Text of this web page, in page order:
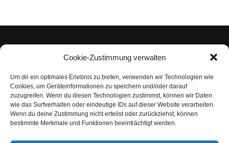
Cookie-Zustimmung verwalten
Um dir ein optimales Erlebnis zu bieten, verwenden wir Technologien wie
Cookies, um Geräteinformationen zu speichern und/oder darauf
zuzugreifen. Wenn du diesen Technologien zustimmst, können wir Daten
wie das Surfverhalten oder eindeutige IDs auf dieser Website verarbeiten.
Wenn du deine Zustimmung nicht erteilst oder zurückziehst, können
bestimmte Merkmale und Funktionen beeinträchtigt werden.
Impressum
Datenschutzerklärung
Nutzungsbedingungen | Haftungsausschluss